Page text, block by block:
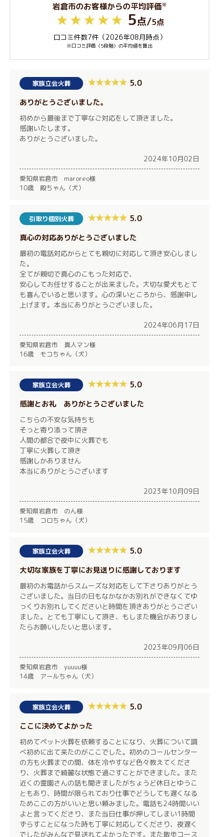
岩倉市のお客様からの平均評価※
5点/5点
口コミ件数7件（2026年08月時点）
※口コミ評価（5段階）の平均値を算出
家族立会火葬 5.0
ありがとうございました。
初めから最後まで丁寧なご対応をして頂きました。
感謝いたします。
ありがとうございました。
2024年10月02日
愛知県岩倉市 maroreo様
10歳 殿ちゃん（犬）
引取り個別火葬 5.0
真心の対応ありがとうございました
最初の電話対応からとても親切に対応して頂き安心しまし
た。
全てが親切で真心のこもった対応で、
安心してお任せすることが出来ました。大切な愛犬もとて
も喜んでいると思います。心の深いところから、感謝申し
上げます。本当にありがとうございました。
2024年06月17日
愛知県岩倉市 真人マン様
16歳 モコちゃん（犬）
家族立会火葬 5.0
感謝とお礼 ありがとうございました
こちらの不安な気持ちも
そっと寄り添って頂き
人間の都合で夜中に火葬でも
丁寧に火葬して頂き
感謝しかありません
本当にありがとうございます
2023年10月09日
愛知県岩倉市 のん様
15歳 コロちゃん（犬）
家族立会火葬 5.0
大切な家族を丁寧にお見送りに感謝しております
最初のお電話からスムーズな対応をして下さりありがとう
ございました。当日の日もなかなかお別れができなくてゆ
っくりお別れしてくださいと時間を頂きありがとうござい
ました。とても丁寧にして頂き、もしまた機会がありまし
たらお願いしたいと思います。
2023年09月06日
愛知県岩倉市 yuuuu様
14歳 アールちゃん（犬）
家族立会火葬 5.0
ここに決めてよかった
初めてペット火葬を依頼することになり、火葬について調
べ初めに出て来たのがここでした。初めのコールセンター
の方も火葬までの間、体を冷やすなど色々教えてくださ
り、火葬まで綺麗な状態で過ごすことができました。また
近くの霊園さんの話も聞きましたがちょうど休日とゆうこ
ともあり、時間が限られており仕事でどうしても遅くなる
ためここの方がいいと思い頼みました。電話も24時間いい
よと言ってくださり、また当日仕事が押してしまい1時間
ずらすことになった時も丁寧に対応してくださり、夜遅く
でしたがみんなで見送れてよかったです。また散歩コース